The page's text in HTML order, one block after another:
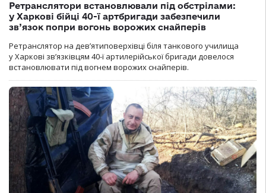
Ретранслятори встановлювали під обстрілами:
у Харкові бійці 40-ї артбригади забезпечили
зв’язок попри вогонь ворожих снайперів
Ретранслятор на дев’ятиповерхівці біля танкового училища
у Харкові зв’язківцям 40-ї артилерійської бригади довелося
встановлювати під вогнем ворожих снайперів.